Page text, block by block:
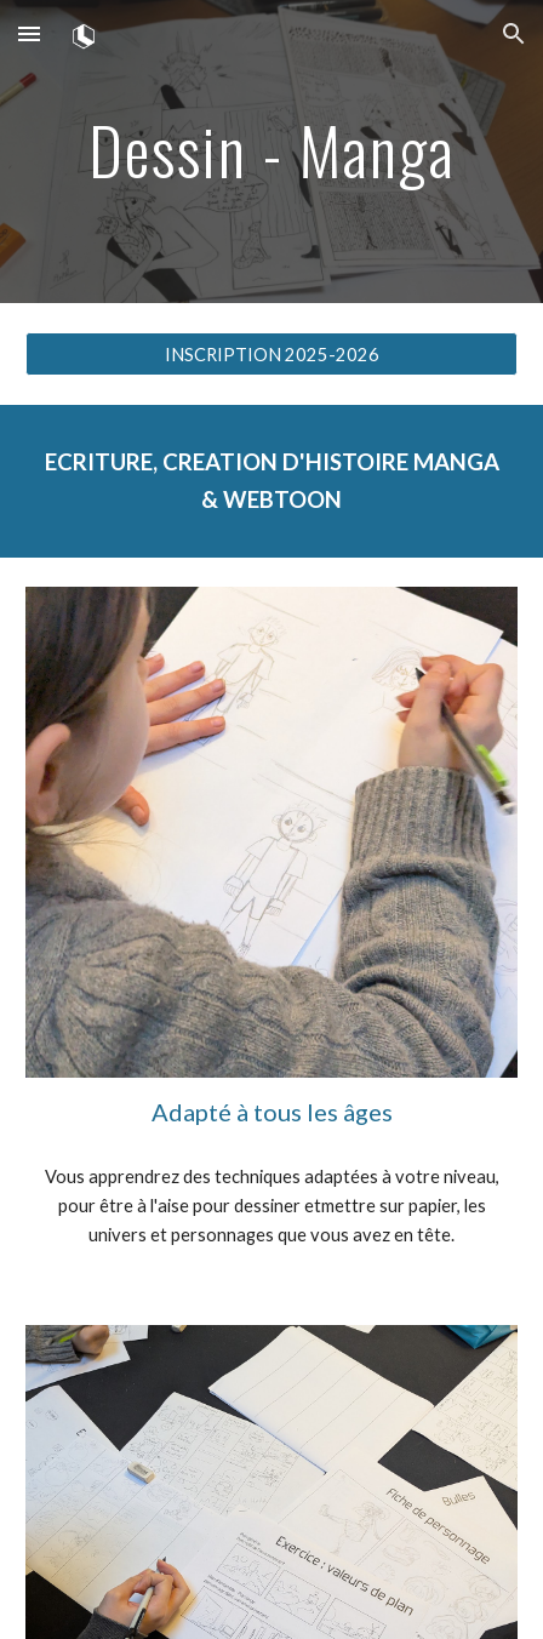
Skip to main content Skip to navigation
Dessin - Manga
INSCRIPTION 2025-2026
ECRITURE, CREATION D'HISTOIRE MANGA
& WEBTOON
Adapté à tous les âges
Vous apprendrez des techniques adaptées à votre niveau,
pour être à l'aise pour dessiner etmettre sur papier, les
univers et personnages que vous avez en tête.